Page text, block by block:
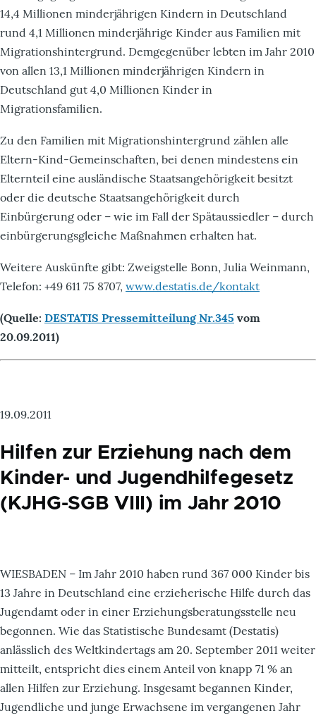
14,4 Millionen minderjährigen Kindern in Deutschland
rund 4,1 Millionen minderjährige Kinder aus Familien mit
Migrationshintergrund. Demgegenüber lebten im Jahr 2010
von allen 13,1 Millionen minderjährigen Kindern in
Deutschland gut 4,0 Millionen Kinder in
Migrationsfamilien.
Zu den Familien mit Migrationshintergrund zählen alle
Eltern-Kind-Gemeinschaften, bei denen mindestens ein
Elternteil eine ausländische Staatsangehörigkeit besitzt
oder die deutsche Staatsangehörigkeit durch
Einbürgerung oder – wie im Fall der Spätaussiedler – durch
einbürgerungsgleiche Maßnahmen erhalten hat.
Weitere Auskünfte gibt: Zweigstelle Bonn, Julia Weinmann,
Telefon: +49 611 75 8707, www.destatis.de/kontakt
(Quelle: DESTATIS Pressemitteilung Nr.345 vom
20.09.2011)
19.09.2011
Hilfen zur Erziehung nach dem
Kinder- und Jugendhilfegesetz
(KJHG-SGB VIII) im Jahr 2010
WIESBADEN – Im Jahr 2010 haben rund 367 000 Kinder bis
13 Jahre in Deutschland eine erzieherische Hilfe durch das
Jugendamt oder in einer Erziehungsberatungsstelle neu
begonnen. Wie das Statistische Bundesamt (Destatis)
anlässlich des Weltkindertags am 20. September 2011 weiter
mitteilt, entspricht dies einem Anteil von knapp 71 % an
allen Hilfen zur Erziehung. Insgesamt begannen Kinder,
Jugendliche und junge Erwachsene im vergangenen Jahr